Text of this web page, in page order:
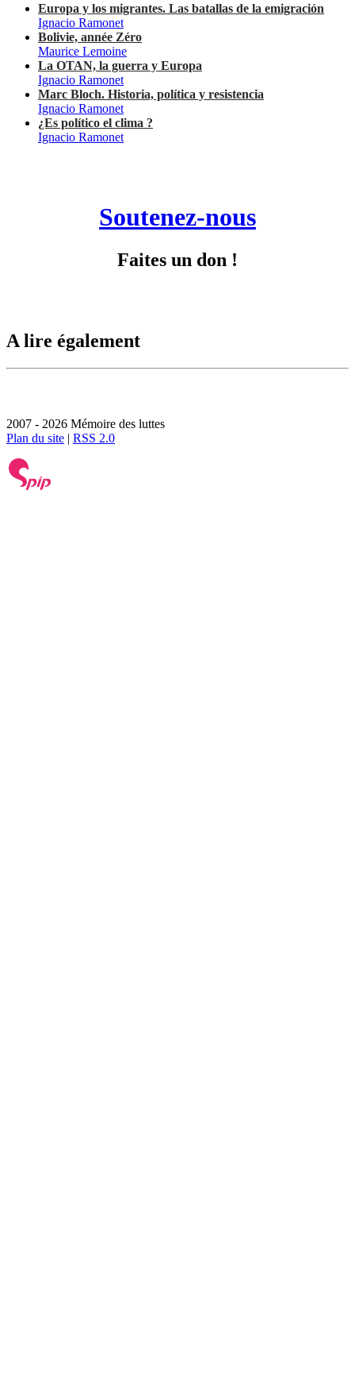
Europa y los migrantes. Las batallas de la emigración
Ignacio Ramonet
Bolivie, année Zéro
Maurice Lemoine
La OTAN, la guerra y Europa
Ignacio Ramonet
Marc Bloch. Historia, política y resistencia
Ignacio Ramonet
¿Es político el clima ?
Ignacio Ramonet
Soutenez-nous
Faites un don !
A lire également
2007 - 2026 Mémoire des luttes
Plan du site | RSS 2.0